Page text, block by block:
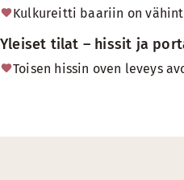
Kulkureitti baariin on
Yleiset tilat – hissit ja
Toisen hissin oven leveys